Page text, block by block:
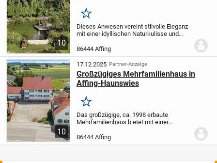
10
Merken
Dieses Anwesen vereint stilvolle Eleganz
mit einer idyllischen Naturkulisse und
Die umfassende Modernisierung im Jahr
2020 verlieh dem Objekt ein zeitloses,...
86444 Affing
10
17.12.2025 Partner-Anzeige
Großzügiges Mehrfamilienhaus in
Affing-Haunswies
Merken
Das großzügige, ca. 1998 erbaute
Mehrfamilienhaus bietet mit einer
baugleiche, gut geschnittene Wohnungen.
Das darüberliegende, große
86444 Affing